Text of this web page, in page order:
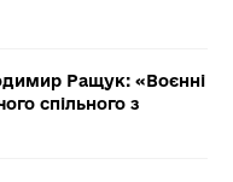
Ращук: «Воєнні
спільного з